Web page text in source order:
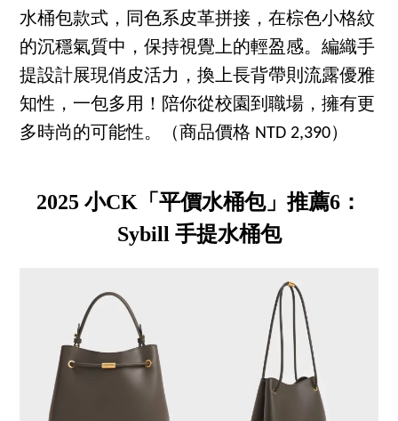
水桶包款式，同色系皮革拼接，在棕色小格紋
的沉穩氣質中，保持視覺上的輕盈感。編織手
提設計展現俏皮活力，換上長背帶則流露優雅
知性，一包多用！陪你從校園到職場，擁有更
多時尚的可能性。（商品價格 NTD 2,390）
2025 小CK「平價水桶包」推薦6：
Sybill 手提水桶包